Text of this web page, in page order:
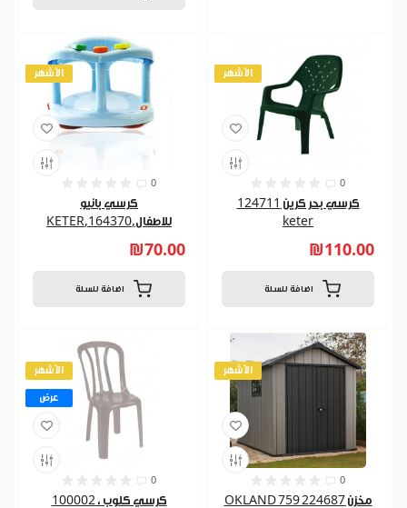
الأشهر
0
كرسي بانيو
للاطفال,164370,KETER
₪70.00
اضافة للسلة
الأشهر
0
كرسي بحر كرين 124711
keter
₪110.00
اضافة للسلة
الأشهر
عرض
0
كرسي كلوب ، 100002
الأشهر
0
مخزن OKLAND 759 224687